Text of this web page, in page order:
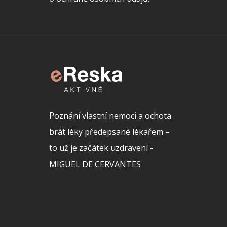
Poznání vlastní nemoci a ochota
brát léky předepsané lékařem –
to už je začátek uzdravení -
MIGUEL DE CERVANTES